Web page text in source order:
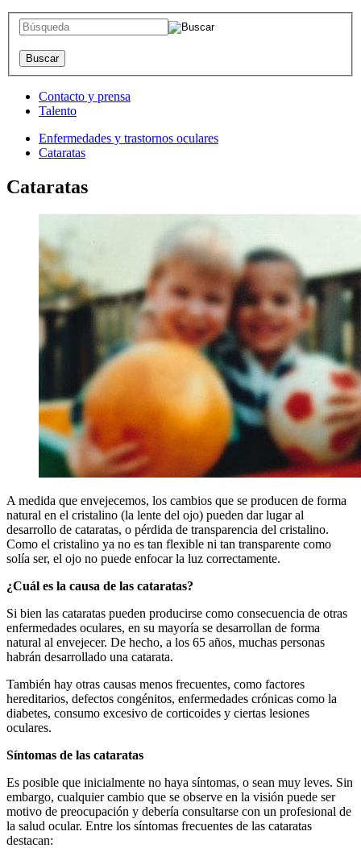
Contacto y prensa
Talento
Enfermedades y trastornos oculares
Cataratas
Cataratas
A medida que envejecemos, los cambios que se producen de forma
natural en el cristalino (la lente del ojo) pueden dar lugar al
desarrollo de cataratas, o pérdida de transparencia del cristalino.
Como el cristalino ya no es tan flexible ni tan transparente como
solía ser, el ojo no puede enfocar la luz correctamente.
¿Cuál es la causa de las cataratas?
Si bien las cataratas pueden producirse como consecuencia de otras
enfermedades oculares, en su mayoría se desarrollan de forma
natural al envejecer. De hecho, a los 65 años, muchas personas
habrán desarrollado una catarata.
También hay otras causas menos frecuentes, como factores
hereditarios, defectos congénitos, enfermedades crónicas como la
diabetes, consumo excesivo de corticoides y ciertas lesiones
oculares.
Síntomas de las cataratas
Es posible que inicialmente no haya síntomas, o sean muy leves. Sin
embargo, cualquier cambio que se observe en la visión puede ser
motivo de preocupación y debería consultarse con un profesional de
la salud ocular. Entre los síntomas frecuentes de las cataratas
destacan: